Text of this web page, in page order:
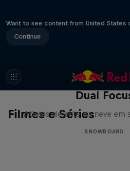
Want to see content from United States
Continue
Filmes e Séries
Dual
Atletas de elite da neve em
SNOWBOARD